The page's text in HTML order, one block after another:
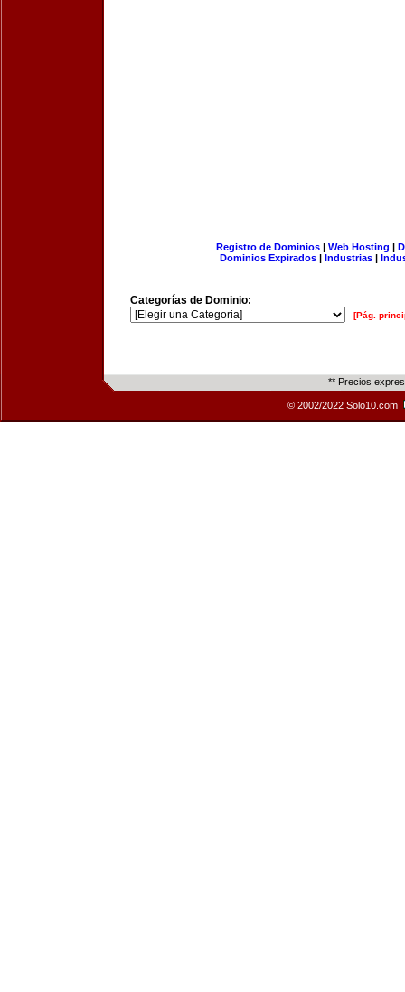
Registro de Dominios| Web Hosting |
Dominios Expirados | Industrias |
Categorías de Dominio:
[Pág.
** Precios
© 2002/2022 Solo10.com